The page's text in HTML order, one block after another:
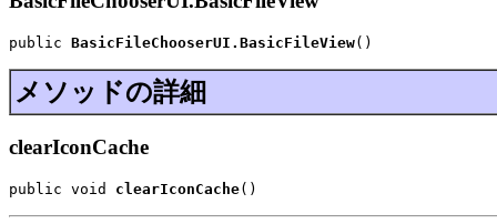
public BasicFileChooserUI.BasicFileView()
メソッドの詳細
clearIconCache
public void clearIconCache()